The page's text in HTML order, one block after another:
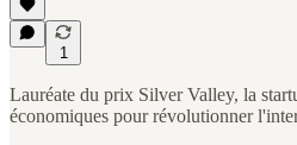
1
Lauréate du prix Silver Valley, la
économiques pour révolutionner